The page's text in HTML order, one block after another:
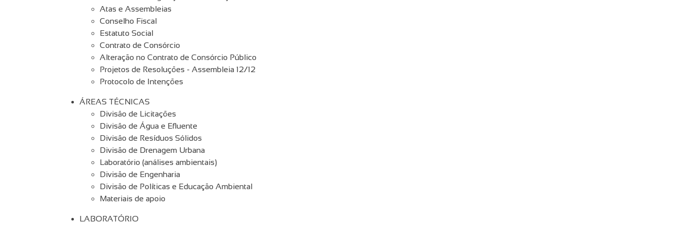
Atas e Assembleias
Conselho Fiscal
Estatuto Social
Contrato de Consórcio
Alteração no Contrato de Consórcio Público
Projetos de Resoluções - Assembleia 12/12
Protocolo de Intenções
ÁREAS TÉCNICAS
Divisão de Licitações
Divisão de Água e Efluente
Divisão de Resíduos Sólidos
Divisão de Drenagem Urbana
Laboratório (análises ambientais)
Divisão de Engenharia
Divisão de Políticas e Educação Ambiental
Materiais de apoio
LABORATÓRIO